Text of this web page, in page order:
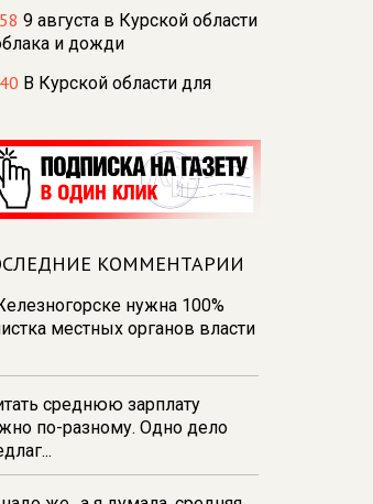
9 августа в Курской области
и дожди
В Курской области для
234 курских спортсмена
на сборы в лагерь
В Курске и Железногорске
баскетбольные
Егора Вяльцева
137 детей из Курской
поехали отдыхать в
КОММЕНТАРИИ
нужна 100%
местных органов власти
среднюю зарплату
по-разному. Одно дело